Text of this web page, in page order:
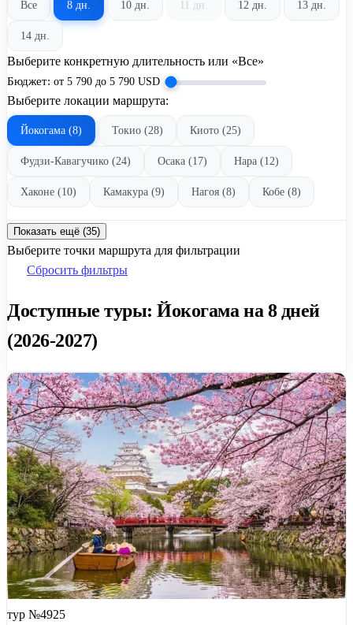
Все 8 дн. 10 дн. 11 дн. 12 дн. 13 дн.
14 дн.
Выберите конкретную длительность или «Все»
Бюджет: от 5 790 до 5 790 USD
Выберите локации маршрута:
Йокогама (8) Токио (28) Киото (25)
Фудзи-Кавагучико (24) Осака (17) Нара (12)
Хаконе (10) Камакура (9) Нагоя (8) Кобе (8)
Показать ещё (35)
Выберите точки маршрута для фильтрации
Сбросить фильтры
Доступные туры: Йокогама на 8 дней
(2026-2027)
тур №4925